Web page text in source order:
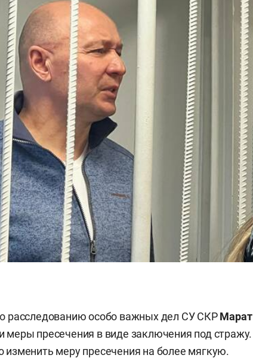
расследованию особо важных дел СУ СКРМарат
меры пресечения в виде заключения под стражу.
изменить меру пресечения на более мягкую.